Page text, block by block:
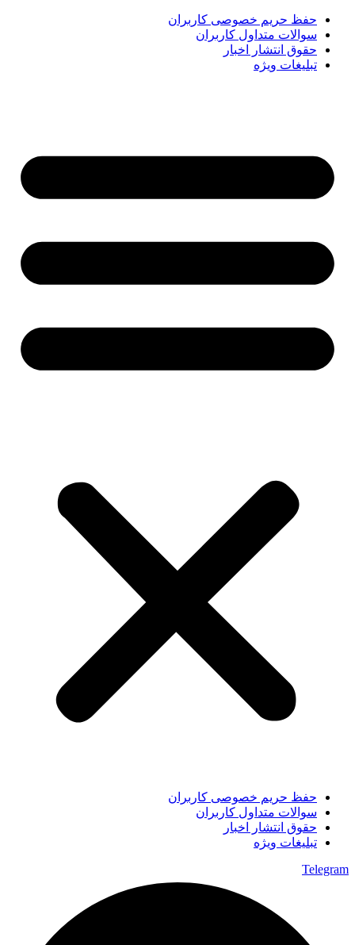
حفظ حریم خصوصی کاربران
سوالات متداول کاربران
حقوق انتشار اخبار
تبلیغات ویژه
حفظ حریم خصوصی کاربران
سوالات متداول کاربران
حقوق انتشار اخبار
تبلیغات ویژه
Telegram